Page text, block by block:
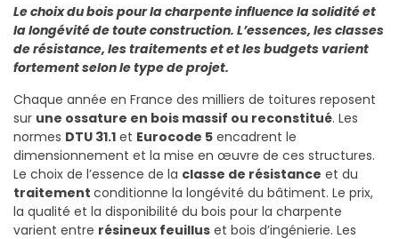
Le choix du bois pour la charpente influence la solidité et
la longévité de toute construction. L’essences, les classes
de résistance, les traitements et et les budgets varient
fortement selon le type de projet.
Chaque année en France des milliers de toitures reposent
sur une ossature en bois massif ou reconstitué. Les
normes DTU 31.1 et Eurocode 5 encadrent le
dimensionnement et la mise en œuvre de ces structures.
Le choix de l’essence de la classe de résistance et du
traitement conditionne la longévité du bâtiment. Le prix,
la qualité et la disponibilité du bois pour la charpente
varient entre résineux feuillus et bois d’ingénierie. Les